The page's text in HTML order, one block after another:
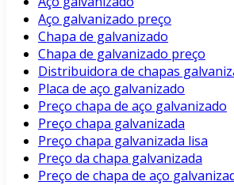
Aço galvanizado preço
Chapa de galvanizado
Chapa de galvanizado preço
Distribuidora de chapas
Placa de aço galvanizado
Preço chapa de aço galvanizado
Preço chapa galvanizada
Preço chapa galvanizada lisa
Preço da chapa galvanizada
Preço de chapa de aço